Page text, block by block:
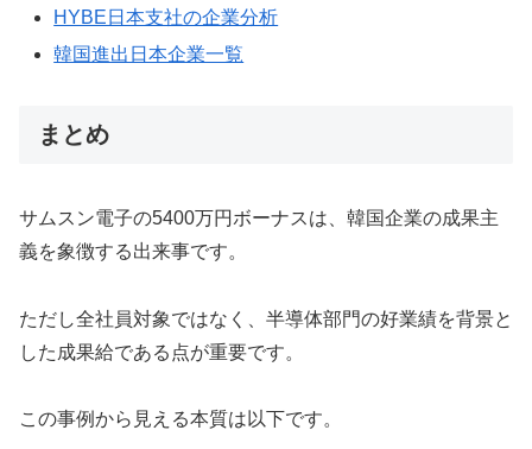
HYBE日本支社の企業分析
韓国進出日本企業一覧
まとめ
サムスン電子の5400万円ボーナスは、韓国企業の成果主
義を象徴する出来事です。
ただし全社員対象ではなく、半導体部門の好業績を背景と
した成果給である点が重要です。
この事例から見える本質は以下です。